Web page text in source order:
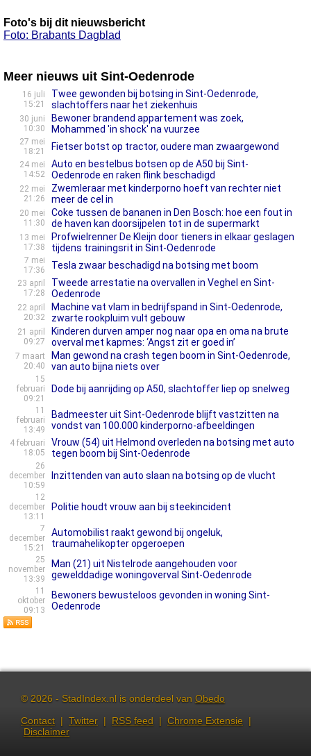
Foto's bij dit nieuwsbericht
Foto: Brabants Dagblad
Meer nieuws uit Sint-Oedenrode
16 juli
15:21
Twee gewonden bij botsing in Sint-Oedenrode,
slachtoffers naar het ziekenhuis
30 juni
10:30
Bewoner brandend appartement was zoek,
Mohammed 'in shock' na vuurzee
27 mei
18:21
Fietser botst op tractor, oudere man zwaargewond
24 mei
14:52
Auto en bestelbus botsen op de A50 bij Sint-
Oedenrode en raken flink beschadigd
22 mei
21:26
Zwemleraar met kinderporno hoeft van rechter niet
meer de cel in
20 mei
11:30
Coke tussen de bananen in Den Bosch: hoe een fout in
de haven kan doorsijpelen tot in de supermarkt
13 mei
17:38
Profwielrenner De Kleijn door tieners in elkaar geslagen
tijdens trainingsrit in Sint-Oedenrode
7 mei
17:36
Tesla zwaar beschadigd na botsing met boom
23 april
17:28
Tweede arrestatie na overvallen in Veghel en Sint-
Oedenrode
22 april
20:32
Machine vat vlam in bedrijfspand in Sint-Oedenrode,
zwarte rookpluim vult gebouw
21 april
09:27
Kinderen durven amper nog naar opa en oma na brute
overval met kapmes: ‘Angst zit er goed in’
7 maart
20:40
Man gewond na crash tegen boom in Sint-Oedenrode,
van auto bijna niets over
15
februari
09:21
Dode bij aanrijding op A50, slachtoffer liep op snelweg
11
februari
13:49
Badmeester uit Sint-Oedenrode blijft vastzitten na
vondst van 100.000 kinderporno-afbeeldingen
4 februari
18:05
Vrouw (54) uit Helmond overleden na botsing met auto
tegen boom bij Sint-Oedenrode
26
december
10:59
Inzittenden van auto slaan na botsing op de vlucht
12
december
13:11
Politie houdt vrouw aan bij steekincident
7
december
15:21
Automobilist raakt gewond bij ongeluk,
traumahelikopter opgeroepen
25
november
13:39
Man (21) uit Nistelrode aangehouden voor
gewelddadige woningoverval Sint-Oedenrode
11
oktober
09:13
Bewoners bewusteloos gevonden in woning Sint-
Oedenrode
© 2026 - StadIndex.nl is onderdeel van Obedo
Contact | Twitter | RSS feed | Chrome Extensie |
Disclaimer